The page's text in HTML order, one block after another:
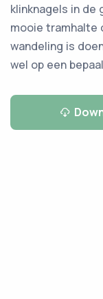
klinknagels in de
mooie tramhalte
wandeling is
wel op een